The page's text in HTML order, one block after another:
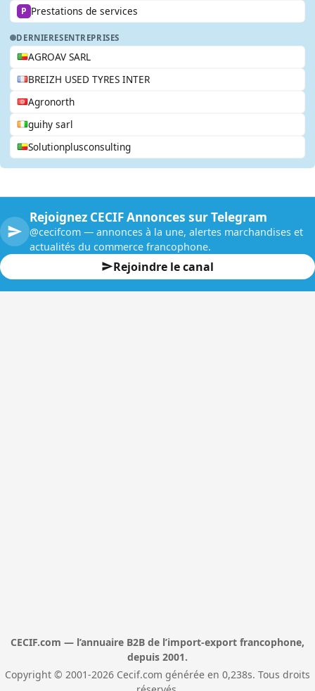
P Prestations de services
DERNIERESENTREPRISES
AGROAV SARL
BREIZH USED TYRES INTER
Agronorth
guihy sarl
Solutionplusconsulting
Rejoignez CECIF Annonces sur Telegram
@cecifcom — annonces à la une, alertes marchandises et
actualités du commerce francophone.
Rejoindre le canal
CECIF.com — l’annuaire B2B de l’import-export francophone,
depuis 2001.
Copyright © 2001-2026 Cecif.com générée en 0,238s. Tous droits